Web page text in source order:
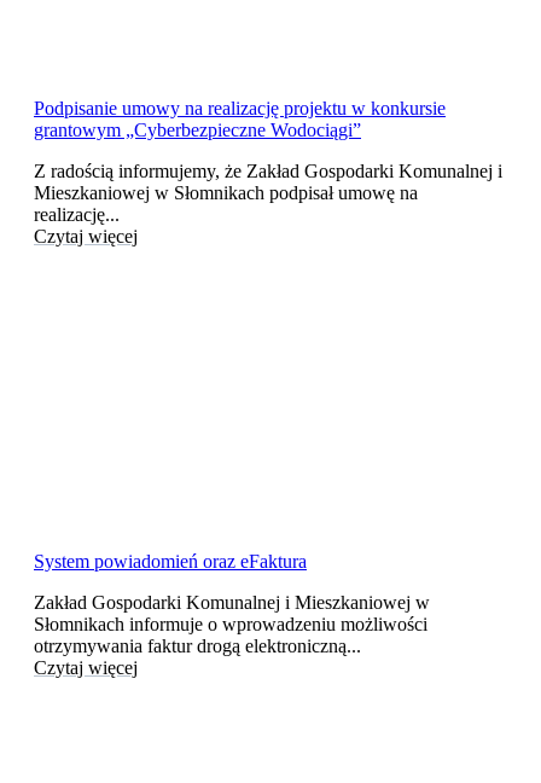
Podpisanie umowy na realizację projektu w konkursie
grantowym „Cyberbezpieczne Wodociągi”
Z radością informujemy, że Zakład Gospodarki Komunalnej i
Mieszkaniowej w Słomnikach podpisał umowę na
realizację...
Czytaj więcej
System powiadomień oraz eFaktura
Zakład Gospodarki Komunalnej i Mieszkaniowej w
Słomnikach informuje o wprowadzeniu możliwości
otrzymywania faktur drogą elektroniczną...
Czytaj więcej